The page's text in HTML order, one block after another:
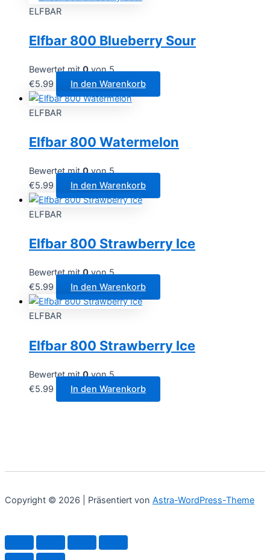
ELFBAR
Elfbar 800 Blueberry Sour
Bewertet mit0von 5
€5.99 In den Warenkorb
ELFBAR
Elfbar 800 Watermelon
Bewertet mit0von 5
€5.99 In den Warenkorb
ELFBAR
Elfbar 800 Strawberry Ice
Bewertet mit0von 5
€5.99 In den Warenkorb
ELFBAR
Elfbar 800 Strawberry Ice
Bewertet mit0von 5
€5.99 In den Warenkorb
Copyright © 2026 | Präsentiert von Astra-WordPress-Theme